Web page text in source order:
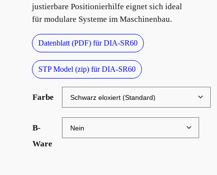
justierbare Positionierhilfe eignet sich ideal
für modulare Systeme im Maschinenbau.
Datenblatt (PDF) für DIA-SR60
STP Model (zip) für DIA-SR60
Farbe
B-
Ware